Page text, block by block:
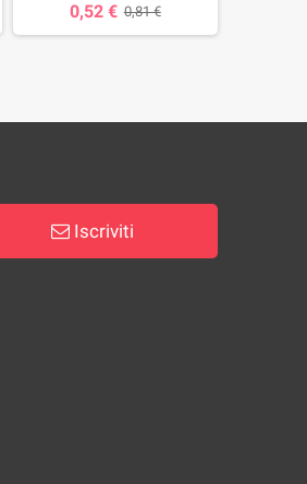
0,52 € 0,81 €
Iscriviti